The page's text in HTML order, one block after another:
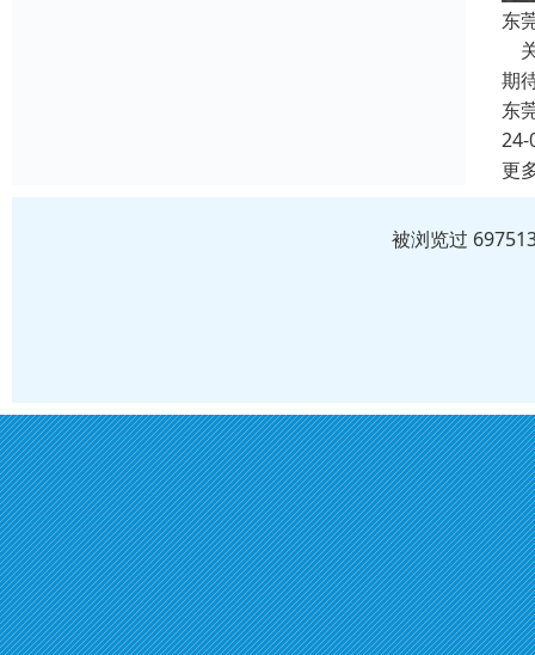
东
期
东
24-
更
被浏览过